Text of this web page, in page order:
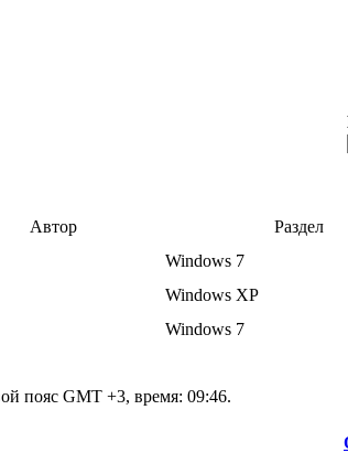
Автор Раздел
Windows 7
Windows XP
Windows 7
пояс GMT +3, время: 09:46.